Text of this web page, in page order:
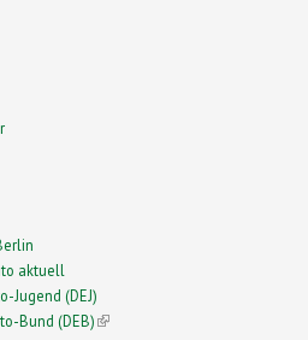
aktuell
Jugend (DEJ)
Bund (DEB)(link is external)